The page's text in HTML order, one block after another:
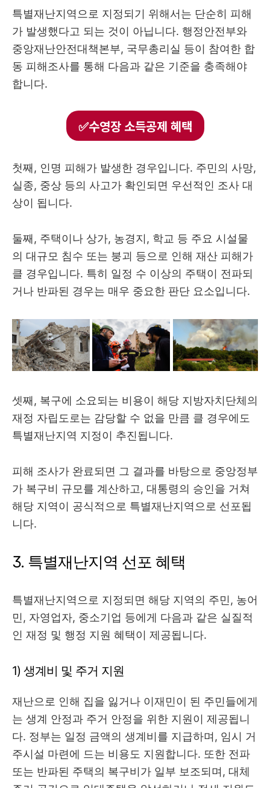
특별재난지역으로 지정되기 위해서는 단순히 피해
가 발생했다고 되는 것이 아닙니다. 행정안전부와
중앙재난안전대책본부, 국무총리실 등이 참여한 합
동 피해조사를 통해 다음과 같은 기준을 충족해야
합니다.
✅수영장 소득공제 혜택
첫째, 인명 피해가 발생한 경우입니다. 주민의 사망,
실종, 중상 등의 사고가 확인되면 우선적인 조사 대
상이 됩니다.
둘째, 주택이나 상가, 농경지, 학교 등 주요 시설물
의 대규모 침수 또는 붕괴 등으로 인해 재산 피해가
클 경우입니다. 특히 일정 수 이상의 주택이 전파되
거나 반파된 경우는 매우 중요한 판단 요소입니다.
셋째, 복구에 소요되는 비용이 해당 지방자치단체의
재정 자립도로는 감당할 수 없을 만큼 클 경우에도
특별재난지역 지정이 추진됩니다.
피해 조사가 완료되면 그 결과를 바탕으로 중앙정부
가 복구비 규모를 계산하고, 대통령의 승인을 거쳐
해당 지역이 공식적으로 특별재난지역으로 선포됩
니다.
3. 특별재난지역 선포 혜택
특별재난지역으로 지정되면 해당 지역의 주민, 농어
민, 자영업자, 중소기업 등에게 다음과 같은 실질적
인 재정 및 행정 지원 혜택이 제공됩니다.
1) 생계비 및 주거 지원
재난으로 인해 집을 잃거나 이재민이 된 주민들에게
는 생계 안정과 주거 안정을 위한 지원이 제공됩니
다. 정부는 일정 금액의 생계비를 지급하며, 임시 거
주시설 마련에 드는 비용도 지원합니다. 또한 전파
또는 반파된 주택의 복구비가 일부 보조되며, 대체